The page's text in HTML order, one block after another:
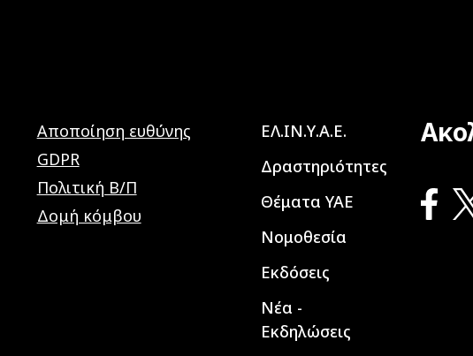
Αποποίηση ευθύνης
GDPR
Πολιτική Β/Π
Δομή κόμβου
Main navigation
ΕΛ.ΙΝ.Υ.Α.Ε.
Δραστηριότητες
Θέματα ΥΑΕ
Νομοθεσία
Εκδόσεις
Νέα -
Εκδηλώσεις